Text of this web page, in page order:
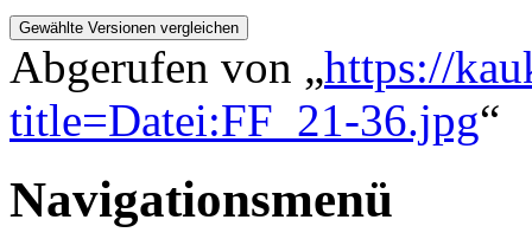
Abgerufen von „https://
title=Datei:FF_21-36.jpg“
Navigationsmenü